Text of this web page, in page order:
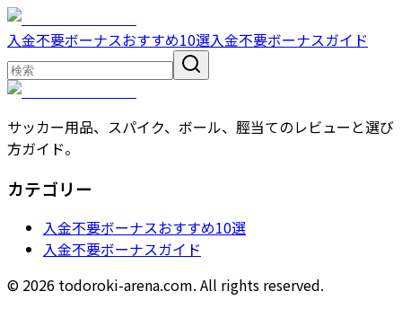
入金不要ボーナスおすすめ10選入金不要ボーナスガイド
サッカー用品、スパイク、ボール、脛当てのレビューと選び
方ガイド。
カテゴリー
入金不要ボーナスおすすめ10選
入金不要ボーナスガイド
© 2026 todoroki-arena.com. All rights reserved.